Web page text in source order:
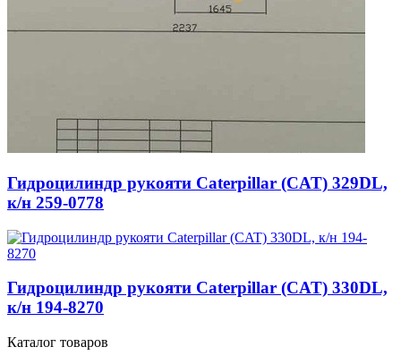
Гидроцилиндр рукояти Caterpillar (CAT) 329DL,
к/н 259-0778
Гидроцилиндр рукояти Caterpillar (CAT) 330DL,
к/н 194-8270
Каталог товаров